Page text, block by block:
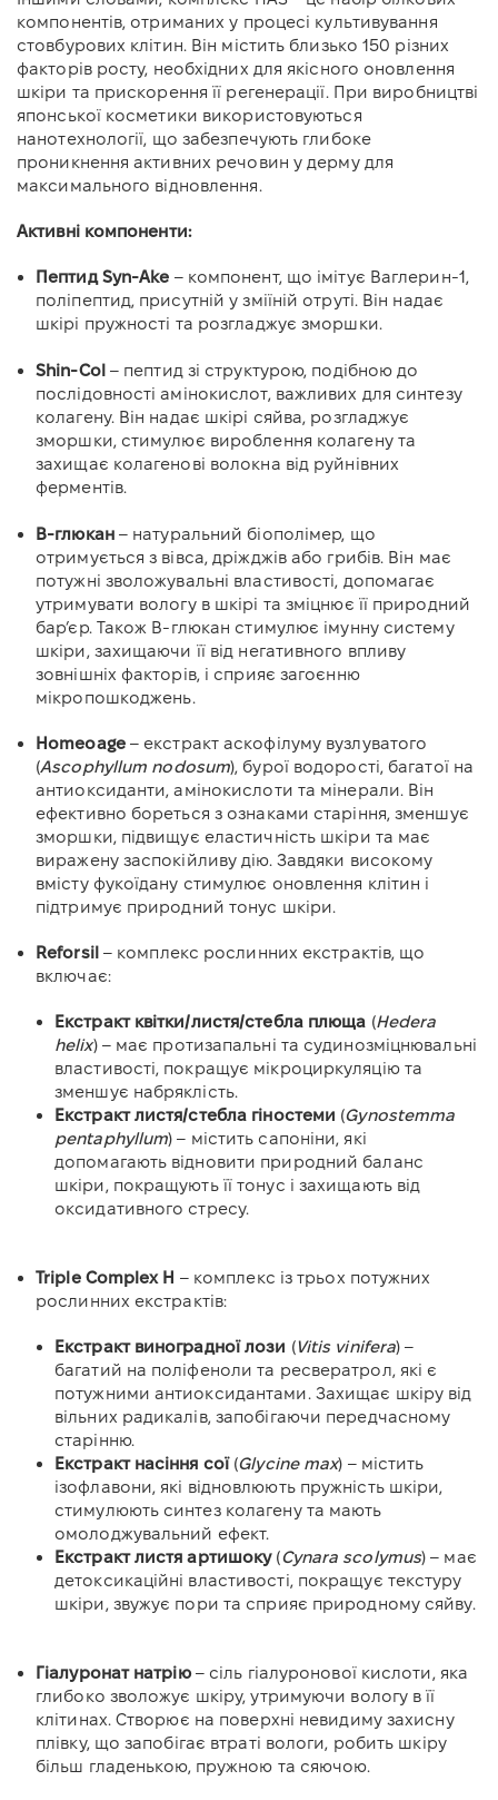
компонентів, отриманих у процесі культивування
стовбурових клітин. Він містить близько 150 різних
факторів росту, необхідних для якісного оновлення
шкіри та прискорення її регенерації. При виробництві
японської косметики використовуються
нанотехнології, що забезпечують глибоке
проникнення активних речовин у дерму для
максимального відновлення.
Активні компоненти:
Пептид Syn-Ake – компонент, що імітує Ваглерин-1,
поліпептид, присутній у зміїній отруті. Він надає
шкірі пружності та розгладжує зморшки.
Shin-Col– пептид зі структурою, подібною до
послідовності амінокислот, важливих для синтезу
колагену. Він надає шкірі сяйва, розгладжує
зморшки, стимулює вироблення колагену та
захищає колагенові волокна від руйнівних
ферментів.
В-глюкан– натуральний біополімер, що
отримується з вівса, дріжджів або грибів. Він має
потужні зволожувальні властивості, допомагає
утримувати вологу в шкірі та зміцнює її природний
бар’єр. Також В-глюкан стимулює імунну систему
шкіри, захищаючи її від негативного впливу
зовнішніх факторів, і сприяє загоєнню
мікропошкоджень.
Homeoage– екстракт аскофілуму вузлуватого
(Ascophyllum nodosum), бурої водорості, багатої на
антиоксиданти, амінокислоти та мінерали. Він
ефективно бореться з ознаками старіння, зменшує
зморшки, підвищує еластичність шкіри та має
виражену заспокійливу дію. Завдяки високому
вмісту фукоїдану стимулює оновлення клітин і
підтримує природний тонус шкіри.
Reforsil– комплекс рослинних екстрактів, що
включає:
Екстракт квітки/листя/стебла плюща (Hedera
helix) – має протизапальні та судинозміцнювальні
властивості, покращує мікроциркуляцію та
зменшує набряклість.
Екстракт листя/стебла гіностеми (Gynostemma
pentaphyllum) – містить сапоніни, які
допомагають відновити природний баланс
шкіри, покращують її тонус і захищають від
оксидативного стресу.
Triple Complex H – комплекс із трьох потужних
рослинних екстрактів:
Екстракт виноградної лози (Vitis vinifera) –
багатий на поліфеноли та ресвератрол, які є
потужними антиоксидантами. Захищає шкіру від
вільних радикалів, запобігаючи передчасному
старінню.
Екстракт насіння сої(Glycine max) – містить
ізофлавони, які відновлюють пружність шкіри,
стимулюють синтез колагену та мають
омолоджувальний ефект.
Екстракт листя артишоку(Cynara scolymus) – має
детоксикаційні властивості, покращує текстуру
шкіри, звужує пори та сприяє природному сяйву.
Гіалуронат натрію– сіль гіалуронової кислоти, яка
глибоко зволожує шкіру, утримуючи вологу в її
клітинах. Створює на поверхні невидиму захисну
плівку, що запобігає втраті вологи, робить шкіру
більш гладенькою, пружною та сяючою.